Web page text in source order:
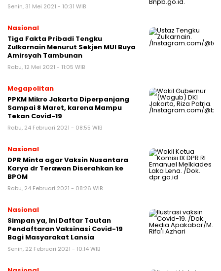
Senin, 31 Mei 2021 - 10:31 WIB
Nasional
Tiga Fakta Pribadi Tengku
Zulkarnain Menurut Sekjen MUI Buya
Amirsyah Tambunan
Rabu, 12 Mei 2021 - 11:05 WIB
Megapolitan
PPKM Mikro Jakarta Diperpanjang
Sampai 8 Maret, karena Mampu
Tekan Covid-19
Rabu, 24 Februari 2021 - 08:55 WIB
Nasional
DPR Minta agar Vaksin Nusantara
Karya dr Terawan Diserahkan ke
BPOM
Rabu, 24 Februari 2021 - 08:26 WIB
Nasional
Simpan ya, Ini Daftar Tautan
Pendaftaran Vaksinasi Covid-19
Bagi Masyarakat Lansia
Senin, 22 Februari 2021 - 10:14 WIB